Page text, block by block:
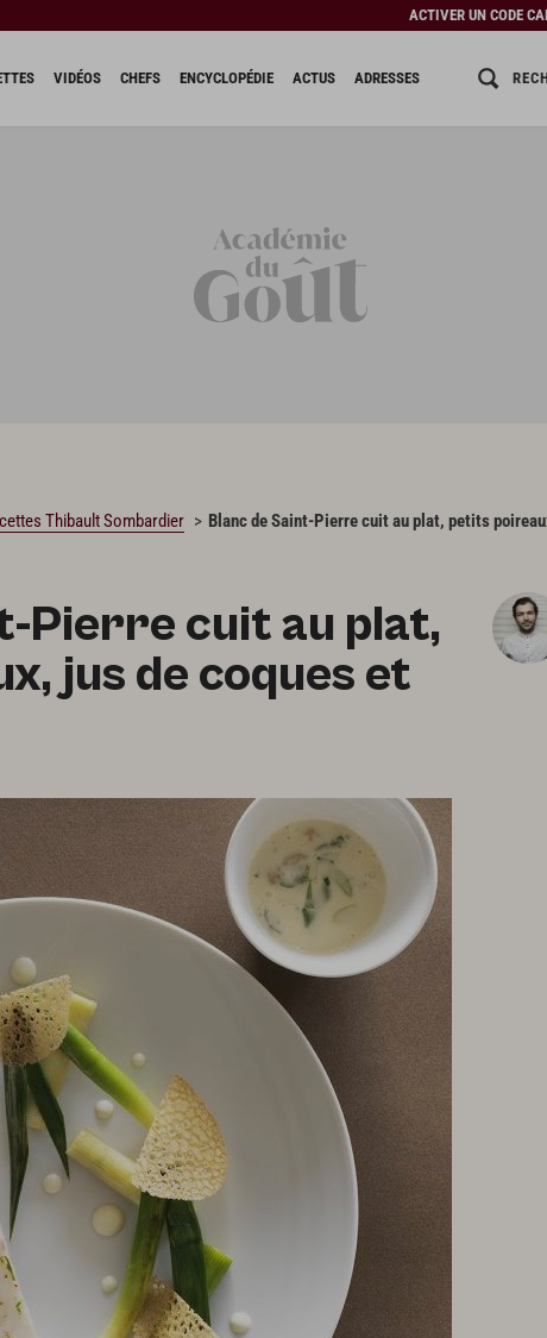
ACTIVER UN CODE
VIDÉOS CHEFS ENCYCLOPÉDIE ACTUS ADRESSES
Thibault Sombardier Blanc de Saint-Pierre cuit au plat, petits
Pierre cuit au plat,
jus de coques et